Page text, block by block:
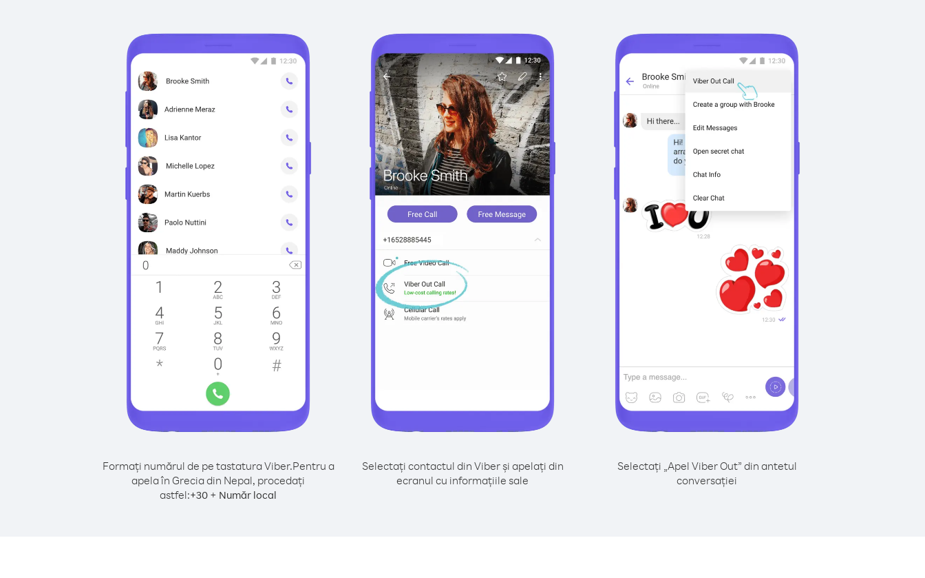
Formați numărul de pe tastatura Viber.Pentru a
apela în Grecia din Nepal, procedați
astfel:+30 + Număr local
Selectați contactul din Viber și apelați din
ecranul cu informațiile sale
Selectați „Apel Viber Out” din antetul
conversației